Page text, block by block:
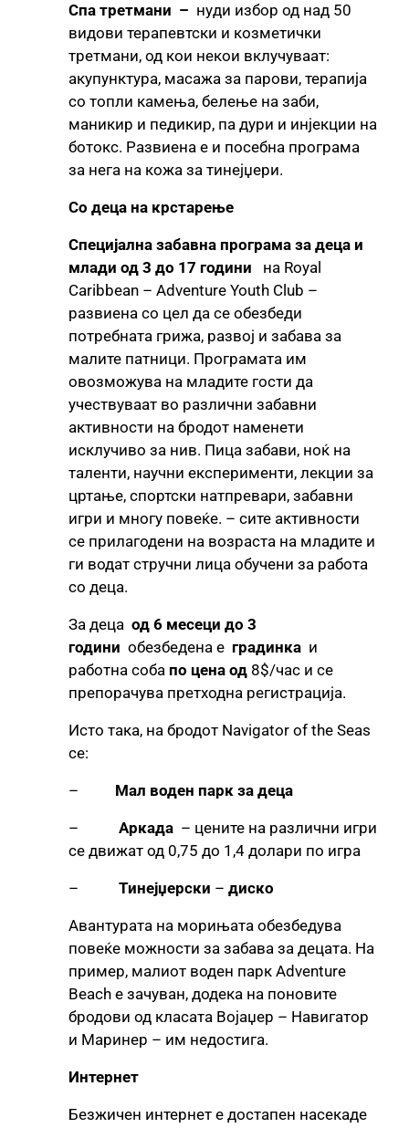
Спа третмани – нуди избор од над 50
видови терапевтски и козметички
третмани, од кои некои вклучуваат:
акупунктура, масажа за парови, терапија
со топли камења, белење на заби,
маникир и педикир, па дури и инјекции на
ботокс. Развиена е и посебна програма
за нега на кожа за тинејџери.
Со деца на крстарење
Специјална забавна програма за деца и
млади од 3 до 17 години на Royal
Caribbean – Adventure Youth Club –
развиена со цел да се обезбеди
потребната грижа, развој и забава за
малите патници. Програмата им
овозможува на младите гости да
учествуваат во различни забавни
активности на бродот наменети
исклучиво за нив. Пица забави, ноќ на
таленти, научни експерименти, лекции за
цртање, спортски натпревари, забавни
игри и многу повеќе. – сите активности
се прилагодени на возраста на младите и
ги водат стручни лица обучени за работа
со деца.
За деца од 6 месеци до 3
години обезбедена е градинка и
работна соба по цена од 8$/час и се
препорачува претходна регистрација.
Исто така, на бродот Navigator of the Seas
се:
– Мал воден парк за деца
– Аркада – цените на различни игри
се движат од 0,75 до 1,4 долари по игра
– Тинејџерски – диско
Авантурата на морињата обезбедува
повеќе можности за забава за децата. На
пример, малиот воден парк Adventure
Beach е зачуван, додека на поновите
бродови од класата Војаџер – Навигатор
и Маринер – им недостига.
Интернет
Безжичен интернет е достапен насекаде